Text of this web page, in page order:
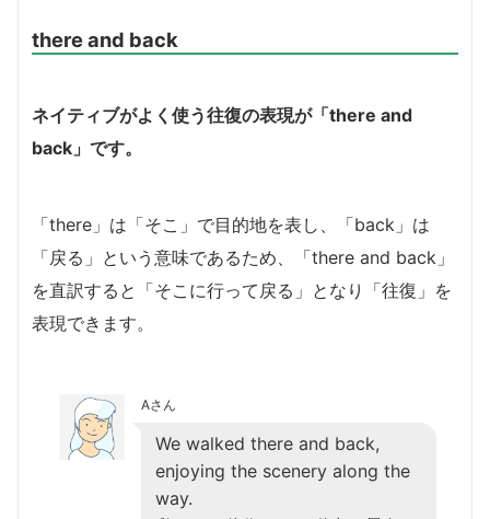
there and back
ネイティブがよく使う往復の表現が「there and
back」です。
「there」は「そこ」で目的地を表し、「back」は
「戻る」という意味であるため、「there and back」
を直訳すると「そこに行って戻る」となり「往復」を
表現できます。
Aさん
We walked there and back,
enjoying the scenery along the
way.